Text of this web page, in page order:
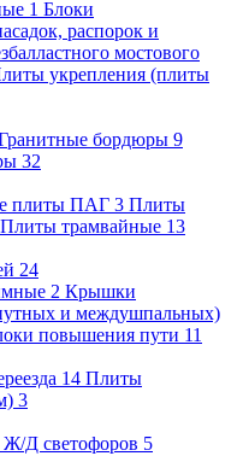
1 Блоки
распорок и
мостового
укрепления (плиты
бордюры 9
32
плиты ПАГ 3 Плиты
Плиты трамвайные 13
24
2 Крышки
и междушпальных)
повышения пути 11
14 Плиты
3
Д светофоров 5